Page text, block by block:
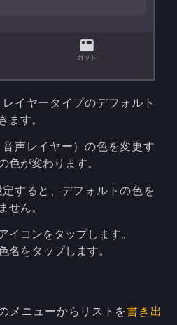
イヤータイプのデフォルト
ます。
音声レイヤー）の色を変更す
色が変わります。
すると、デフォルトの色を
せん。
イコンをタップします。
名をタップします。
メニューからリストを書き出